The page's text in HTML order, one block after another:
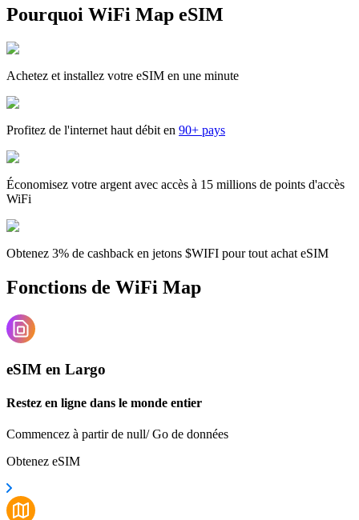
Pourquoi WiFi Map eSIM
Achetez et installez votre eSIM en une minute
Profitez de l'internet haut débit en 90+ pays
Économisez votre argent avec accès à 15 millions de points d'accès
WiFi
Obtenez 3% de cashback en jetons $WIFI pour tout achat eSIM
Fonctions de WiFi Map
eSIM en Largo
Restez en ligne dans le monde entier
Commencez à partir de null/ Go de données
Obtenez eSIM